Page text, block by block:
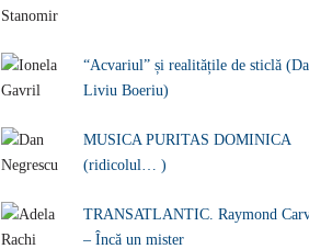
“Acvariul” și realitățile de sticlă
Liviu Boeriu)
MUSICA PURITAS DOMINICA
(ridicolul… )
TRANSATLANTIC. Raymond
– Încă un mister